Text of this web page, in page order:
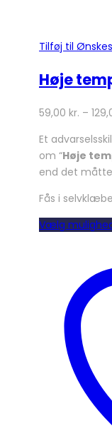
Tilføj til
Høje
59,00 kr. –
Et
om “Høje
end det
Fås i
Vælg